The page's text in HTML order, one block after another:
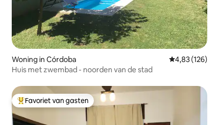
Woning in Córdoba Gemiddelde
4,83 (126)
Huis met zwembad - noorden van de stad
Topfavoriet van gasten
Favoriet van gasten